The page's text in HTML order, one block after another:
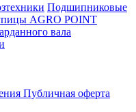
Подшипниковые
AGRO POINT
вала
Публичная оферта